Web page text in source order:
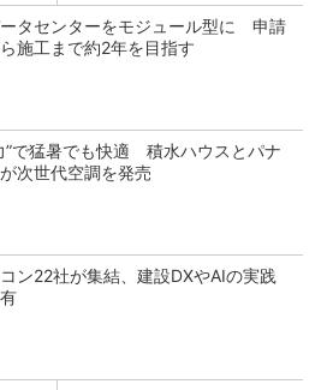
タセンターをモジュール型に 申請
施工まで約2年を目指す
”で猛暑でも快適 積水ハウスとパナ
次世代空調を発売
ン22社が集結、建設DXやAIの実践